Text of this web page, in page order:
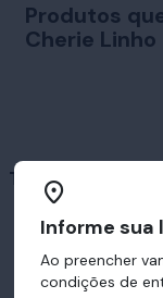
Produtos
Cherie Linho
Travesseiros
Informe sua
Ao preencher
condições de